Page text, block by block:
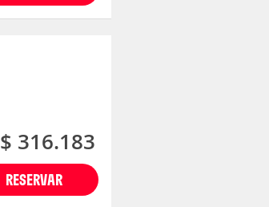
RESERVAR
$ 316.183